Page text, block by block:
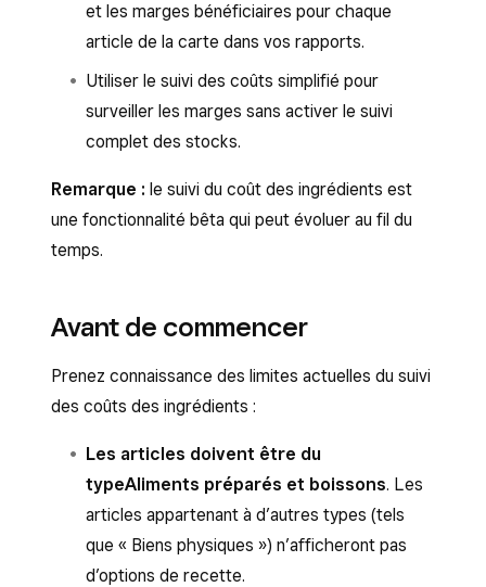
et les marges bénéficiaires pour chaque
article de la carte dans vos rapports.
Utiliser le suivi des coûts simplifié pour
surveiller les marges sans activer le suivi
complet des stocks.
Remarque : le suivi du coût des ingrédients est
une fonctionnalité bêta qui peut évoluer au fil du
temps.
Avant de commencer
Prenez connaissance des limites actuelles du suivi
des coûts des ingrédients :
Les articles doivent être du
typeAliments préparés et boissons. Les
articles appartenant à d’autres types (tels
que « Biens physiques ») n’afficheront pas
d’options de recette.